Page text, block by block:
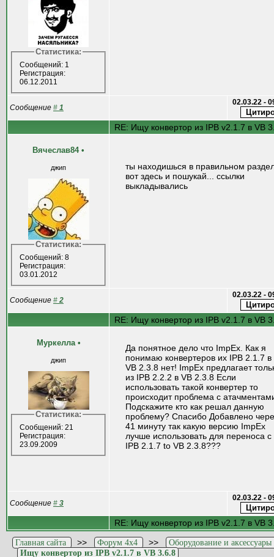
Статистика:
Сообщений: 1
Регистрация:
06.12.2011
Сообщение # 1
02.03.22 -
RE: Ищу конвертор из IPB v2.1.7 в VB
Вячеслав84 •
джип
Статистика:
Сообщений: 8
Регистрация:
03.01.2012
ты находишься в правильном
вот здесь и пошукай... ссылки
выкладывались
Сообщение # 2
02.03.22 -
RE: Ищу конвертор из IPB v2.1.7 в VB
Муркелла •
джип
Статистика:
Сообщений: 21
Регистрация:
23.09.2009
Да понятное дело что ImpEx. Как я
понимаю конвертеров их IPB 2.1.7 в
VB 2.3.8 нет! ImpEx предлагает
из IPB 2.2.2 в VB 2.3.8 Если
использовать такой конвертер то
происходит проблема с
Подскажите кто как решал данную
проблему? Спасибо Добавлено
41 минуту так какую версию ImpEx
лучше использовать для переноса с
IPB 2.1.7 to VB 2.3.8???
Сообщение # 3
02.03.22 -
RE: Ищу конвертор из IPB v2.1.7 в VB
Главная сайта >> Форум 4x4 >>
Оборудование и аксессуары
Ищу конвертор из IPB v2.1.7 в VB 3.6.8